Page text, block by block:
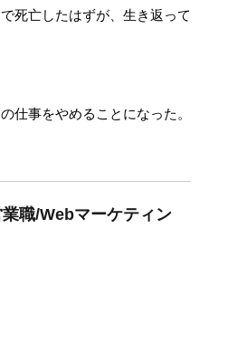
死亡したはずが、生き返って
仕事をやめることになった。
職/Webマーケティン